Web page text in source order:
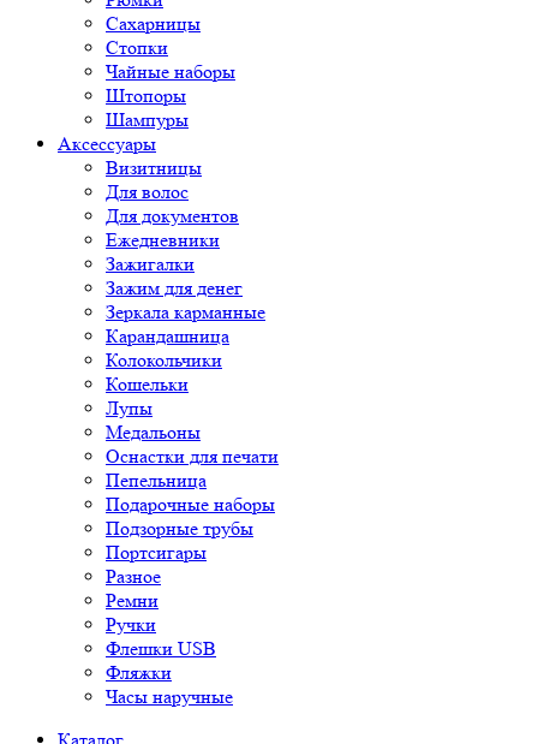
Сахарницы
Стопки
Чайные наборы
Штопоры
Шампуры
Аксессуары
Визитницы
Для волос
Для документов
Ежедневники
Зажигалки
Зажим для денег
Зеркала карманные
Карандашница
Колокольчики
Кошельки
Лупы
Медальоны
Оснастки для печати
Пепельница
Подарочные наборы
Подзорные трубы
Портсигары
Разное
Ремни
Ручки
Флешки USB
Фляжки
Часы наручные